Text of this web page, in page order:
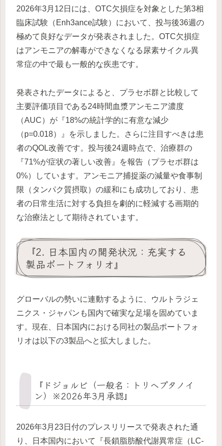
2026年3月12日には、OTC欠損症を対象とした第3相
臨床試験（Enh3ance試験）において、投与後36週の
極めて良好なデータが発表されました。OTC欠損症
はアンモニアの解毒ができなくなる尿素サイクル異
常症の中で最も一般的な疾患です。
発表されたデータによると、プラセボ群と比較して
主要評価項目である24時間血漿アンモニア濃度
（AUC）が『18%の統計学的に有意な減少
（p=0.018）』を示しました。さらに注目すべきは患
者のQOL改善です。投与後24週時点で、治療群の
『71%が症状の著しい改善』を報告（プラセボ群は
0%）しています。アンモニア捕捉薬の減量や食事制
限（タンパク質摂取）の緩和にも成功しており、患
者の日常生活に対する負担を劇的に軽減する画期的
な治療法として期待されています。
『2. 日本国内の開発状況：充実する
製品ポートフォリオ』
グローバルの勢いに連動するように、ウルトラジェ
ニクス・ジャパンも国内で確実な足場を固めていま
す。現在、日本国内における同社の製品ポートフォ
リオは以下の3製品へと拡大しました。
『ドジョルビ（一般名：トリヘプタノイ
ン）※2026年3月承認』
2026年3月23日付のプレスリリースで発表された通
り、日本国内において『長鎖脂肪酸代謝異常症（LC-